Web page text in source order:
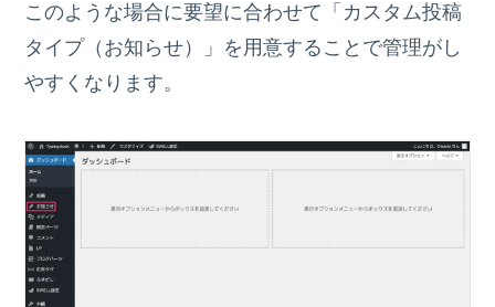
このような場合に要望に合わせて「カスタム投稿
タイプ（お知らせ）」を用意することで管理がし
やすくなります。